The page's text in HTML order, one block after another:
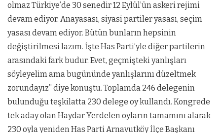
olmaz Türkiye’de 30 senedir 12 Eylül’ün askeri rejimi
devam ediyor. Anayasası, siyasi partiler yasası, seçim
yasası devam ediyor. Bütün bunların hepsinin
değiştirilmesi lazım. İşte Has Parti’yle diğer partilerin
arasındaki fark budur. Evet, geçmişteki yanlışları
söyleyelim ama bugününde yanlışlarını düzeltmek
zorundayız” diye konuştu. Toplamda 246 delegenin
bulunduğu teşkilatta 230 delege oy kullandı. Kongrede
tek aday olan Haydar Yerdelen oyların tamamını alarak
230 oyla yeniden Has Parti Arnavutköy İlçe Başkanı